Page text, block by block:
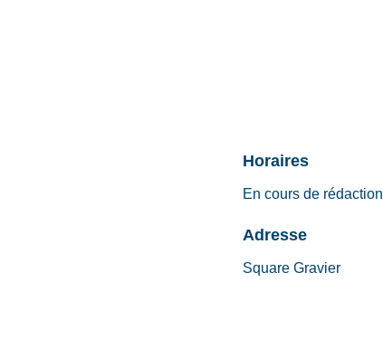
Horaires
En cours de rédaction
Adresse
Square Gravier